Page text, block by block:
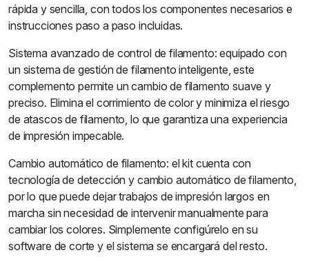
rápida y sencilla, con todos los componentes necesarios e
instrucciones paso a paso incluidas.
Sistema avanzado de control de filamento: equipado con
un sistema de gestión de filamento inteligente, este
complemento permite un cambio de filamento suave y
preciso. Elimina el corrimiento de color y minimiza el riesgo
de atascos de filamento, lo que garantiza una experiencia
de impresión impecable.
Cambio automático de filamento: el kit cuenta con
tecnología de detección y cambio automático de filamento,
por lo que puede dejar trabajos de impresión largos en
marcha sin necesidad de intervenir manualmente para
cambiar los colores. Simplemente configúrelo en su
software de corte y el sistema se encargará del resto.